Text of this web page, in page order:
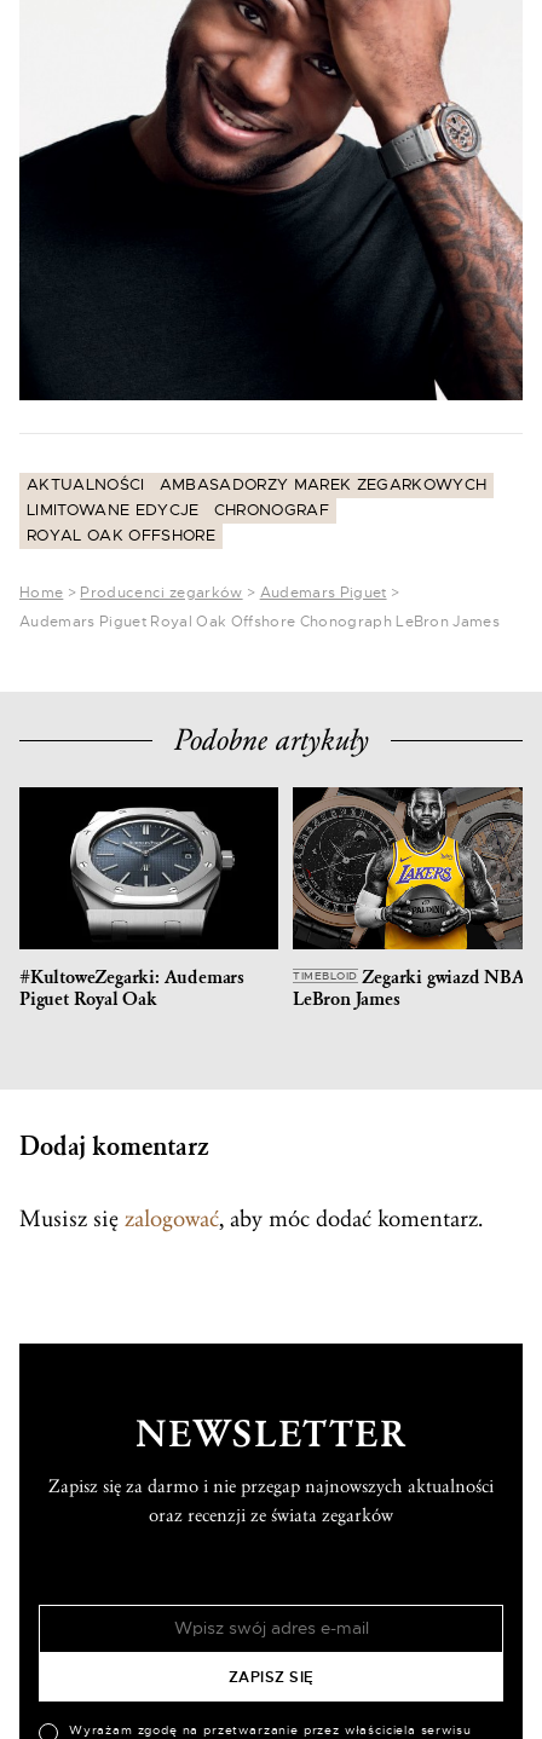
AKTUALNOŚCI
AMBASADORZY MAREK ZEGARKOWYCH
LIMITOWANE EDYCJE
CHRONOGRAF
ROYAL OAK OFFSHORE
Home > Producenci zegarków > Audemars Piguet >
Audemars Piguet Royal Oak Offshore Chonograph LeBron James
Podobne artykuły
#KultoweZegarki: Audemars
Piguet Royal Oak
TIMEBLOIDZegarki gwiazd NBA –
LeBron James
Dodaj komentarz
Musisz się zalogować, aby móc dodać komentarz.
NEWSLETTER
Zapisz się za darmo i nie przegap najnowszych aktualności
oraz recenzji ze świata zegarków
Wyrażam zgodę na przetwarzanie przez właściciela serwisu